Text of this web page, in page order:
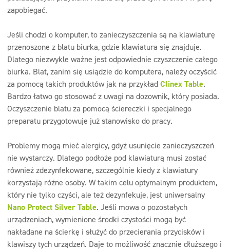
zapobiegać.
Jeśli chodzi o komputer, to zanieczyszczenia są na klawiaturę
przenoszone z blatu biurka, gdzie klawiatura się znajduje.
Dlatego niezwykle ważne jest odpowiednie czyszczenie całego
biurka. Blat, zanim się usiądzie do komputera, należy oczyścić
za pomocą takich produktów jak na przykładClinex Table.
Bardzo łatwo go stosować z uwagi na dozownik, który posiada.
Oczyszczenie blatu za pomocą ściereczki i specjalnego
preparatu przygotowuje już stanowisko do pracy.
Problemy mogą mieć alergicy, gdyż usunięcie zanieczyszczeń
nie wystarczy. Dlatego podłoże pod klawiaturą musi zostać
również zdezynfekowane, szczególnie kiedy z klawiatury
korzystają różne osoby. W takim celu optymalnym produktem,
który nie tylko czyści, ale też dezynfekuje, jest uniwersalny
Nano Protect Silver Table. Jeśli mowa o pozostałych
urządzeniach, wymienione środki czystości mogą być
nakładane na ścierkę i służyć do przecierania przycisków i
klawiszy tych urządzeń. Daje to możliwość znacznie dłuższego i